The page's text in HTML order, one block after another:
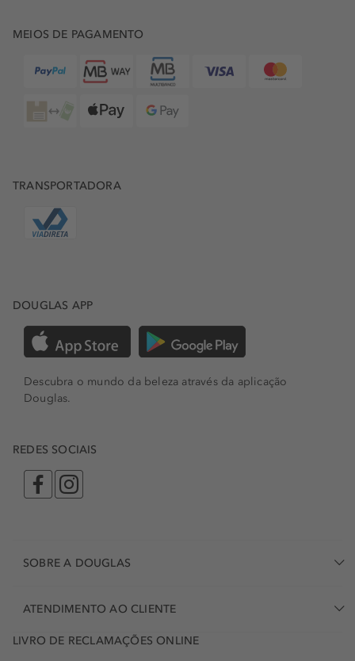
MEIOS DE PAGAMENTO
TRANSPORTADORA
DOUGLAS APP
Descubra o mundo da beleza através da aplicação
Douglas.
REDES SOCIAIS
SOBRE A DOUGLAS
ATENDIMENTO AO CLIENTE
LIVRO DE RECLAMAÇÕES ONLINE